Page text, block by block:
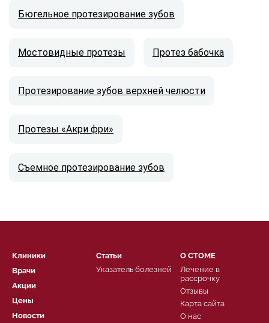
Бюгельное протезирование зубов
Мостовидные протезы Протез бабочка
Протезирование зубов верхней челюсти
Протезы «Акри фри»
Съемное протезирование зубов
Клиники
Врачи
Акции
Цены
Новости
О СТОМЕ
Лечение в
рассрочку
Отзывы
Карта сайта
О нас
Статьи
Указатель болезней